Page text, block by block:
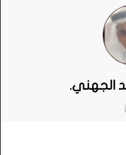
الجهني.